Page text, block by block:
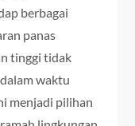
berbagai
panas
tinggi tidak
waktu
menjadi pilihan